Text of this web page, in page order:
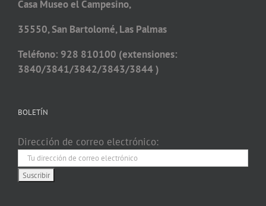
Casa Museo el Campesino,
35550, San Bartolomé, Las Palmas
Teléfono: 928 810100 (extensiones:
3840/3841/3842/3843/3844 )
BOLETÍN
Dirección de correo electrónico: